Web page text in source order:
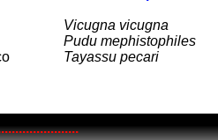
Vicugna vicugna
Pudu mephistophiles
Tayassu pecari